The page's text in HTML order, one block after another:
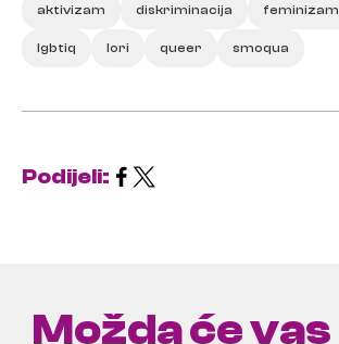
aktivizam diskriminacija feminizam
lgbtiq lori queer smoqua
Podijeli:
Možda će vas